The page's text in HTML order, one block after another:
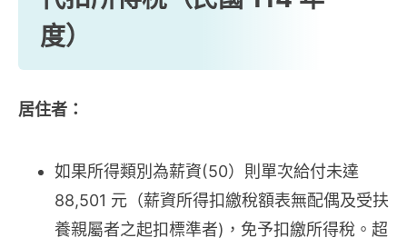
度）
居住者：
如果所得類別為薪資(50）則單次給付未達
88,501 元（薪資所得扣繳稅額表無配偶及受扶
養親屬者之起扣標準者)，免予扣繳所得稅。超